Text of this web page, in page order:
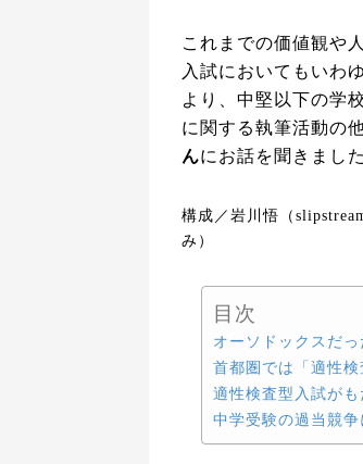
これまでの価値観や
入試においてもいわ
より、中堅以下の学
に関する執筆活動の
んにお話を聞きました
構成／岩川悟（
み）
目次
オーソドックスだ
首都圏では「適性
適性検査型入試が
中学受験の過当競争